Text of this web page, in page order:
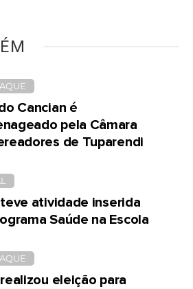
Cancian é
pela Câmara
de Tuparendi
atividade inserida
Saúde na Escola
eleição para